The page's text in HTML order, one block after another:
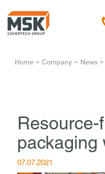
Home ­ » ­ Company ­ » ­ News ­ » ­
packaging
07.07.2021